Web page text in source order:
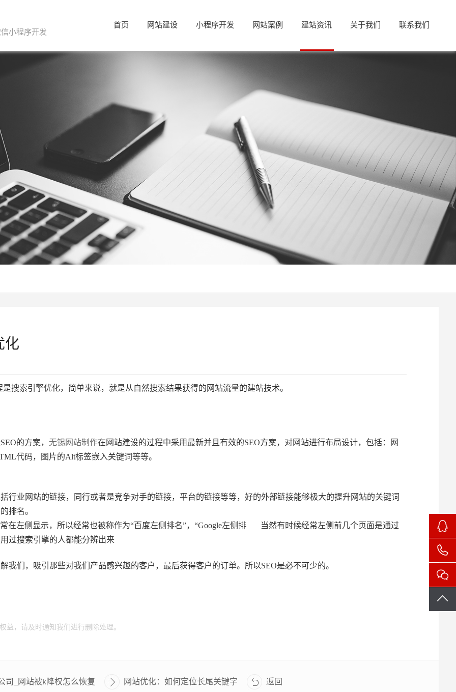
小程序开发
首页 网站建设 小程序开发 网站案例 建站资讯 关于我们 联系我们
化
是搜索引擎优化，简单来说，就是从自然搜索结果获得的网站流量的建站技术。
的方案，无锡网站制作在网站建设的过程中采用最新并且有效的SEO方案，对网站进行布局设计，包括：网
代码，图片的Alt标签嵌入关键词等等。
业网站的链接，同行或者是竞争对手的链接，平台的链接等等，好的外部链接能够极大的提升网站的关键词
排名。
左侧显示，所以经常也被称作为“百度左侧排名”，“Google左侧排 当然有时候经常左侧前几个页面是通过
过搜索引擎的人都能分辨出来
们，吸引那些对我们产品感兴趣的客户，最后获得客户的订单。所以SEO是必不可少的。
益，请及时通知我们进行删除处理。
司_网站被k降权怎么恢复 网站优化：如何定位长尾关键字 返回